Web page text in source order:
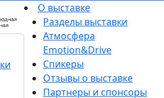
О выставке
Разделы выставки
Атмосфера
Emotion&Drive
Спикеры
Отзывы о выставке
Партнеры и спонсоры